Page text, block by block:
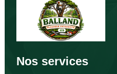
Nos services